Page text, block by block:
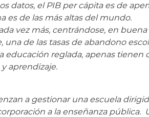
datos, el PIB per cápita es de
es de las más altas del mundo.
vez más, centrándose, en
de las tasas de abandono
educación reglada, apenas
aprendizaje.
a gestionar una escuela
a la enseñanza pública.